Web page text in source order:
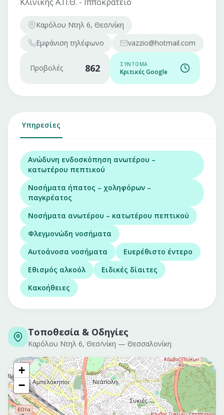
Καρόλου Ντηλ 6, Θεσ/νίκη
Εμφάνιση τηλέφωνο vazzio@hotmail.com
Προβολές 862 ΣΎΝΤΟΜΑ
Κριτικές Google
Υπηρεσίες
Ανώδυνη ενδοσκόπηση ανωτέρου –
κατωτέρου πεπτικού
Νοσήματα ήπατος – χοληφόρων –
παγκρέατος
Νοσήματα ανωτέρου – κατωτέρου πεπτικού
Φλεγμονώδη νοσήματα
Αυτοάνοσα νοσήματα
Ευερέθιστο έντερο
Εθισμός αλκοόλ
Ειδικές δίαιτες
Κακοήθειες
Τοποθεσία & Οδηγίες
Καρόλου Ντηλ 6, Θεσ/νίκη — Θεσσαλονίκη
+
−